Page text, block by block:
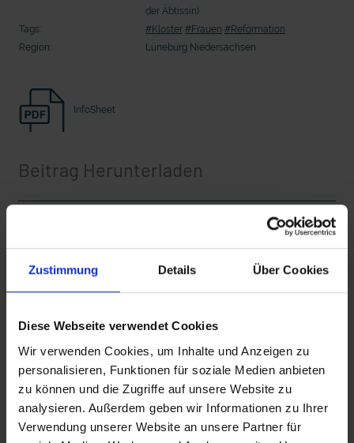
Zustimmung Details Über Cookies
Diese Webseite verwendet Cookies
Wir verwenden Cookies, um Inhalte und Anzeigen zu
personalisieren, Funktionen für soziale Medien anbieten
zu können und die Zugriffe auf unsere Website zu
analysieren. Außerdem geben wir Informationen zu Ihrer
Verwendung unserer Website an unsere Partner für
der Äbtissin)
Tags:
#Kloster #Frauen #Reformation
Region:
Lüneburg Niedersachsen
InfoSheet
Beitrag Herunterladen
CLEAN_Kloster
iT_Kloster
Zusätzliches Material